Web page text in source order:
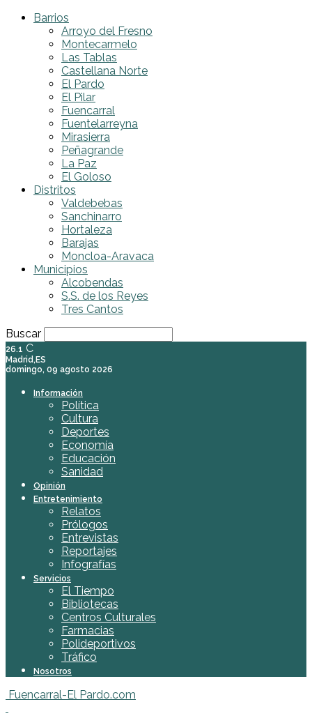
Barrios
Arroyo del Fresno
Montecarmelo
Las Tablas
Castellana Norte
El Pardo
El Pilar
Fuencarral
Fuentelarreyna
Mirasierra
Peñagrande
La Paz
El Goloso
Distritos
Valdebebas
Sanchinarro
Hortaleza
Barajas
Moncloa-Aravaca
Municipios
Alcobendas
S.S. de los Reyes
Tres Cantos
Buscar
26.1 C
Madrid,ES
domingo, 09 agosto 2026
Información
Política
Cultura
Deportes
Economía
Educación
Sanidad
Opinión
Entretenimiento
Relatos
Prólogos
Entrevistas
Reportajes
Infografías
Servicios
El Tiempo
Bibliotecas
Centros Culturales
Farmacias
Polideportivos
Tráfico
Nosotros
Fuencarral-El Pardo.com